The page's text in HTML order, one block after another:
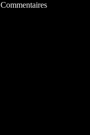
Commentaires